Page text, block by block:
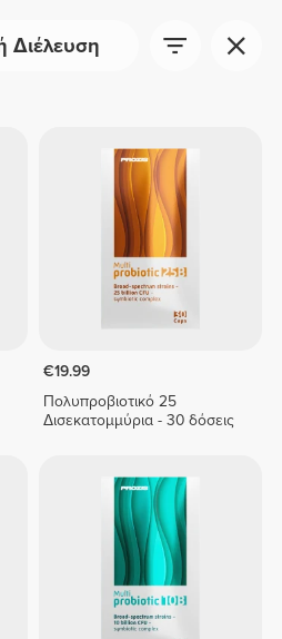
Διέλευση
€19.99
Πολυπροβιοτικό 25
Δισεκατομμύρια - 30 δόσεις